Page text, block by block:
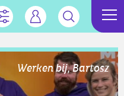
Werken bij, Bartosz